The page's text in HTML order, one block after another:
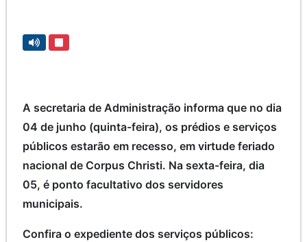
A secretaria de Administração informa que no dia
04 de junho (quinta-feira), os prédios e serviços
públicos estarão em recesso, em virtude feriado
nacional de Corpus Christi. Na sexta-feira, dia
05, é ponto facultativo dos servidores
municipais.
Confira o expediente dos serviços públicos: